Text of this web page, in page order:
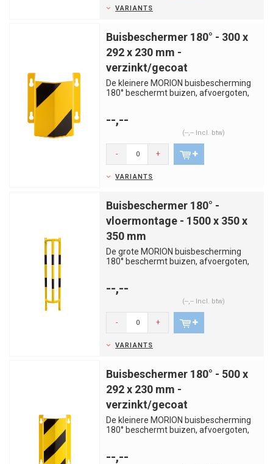
VARIANTS
Buisbeschermer 180° - 300 x
292 x 230 mm -
verzinkt/gecoat
De kleinere MORION buisbescherming
180° beschermt buizen, afvoergoten,
--,--
(--,-- Incl. btw)
- +
VARIANTS
Buisbeschermer 180° -
vloermontage - 1500 x 350 x
350 mm
De grote MORION buisbescherming
180° beschermt buizen, afvoergoten,
--,--
(--,-- Incl. btw)
- +
VARIANTS
Buisbeschermer 180° - 500 x
292 x 230 mm -
verzinkt/gecoat
De kleinere MORION buisbescherming
180° beschermt buizen, afvoergoten,
--,--